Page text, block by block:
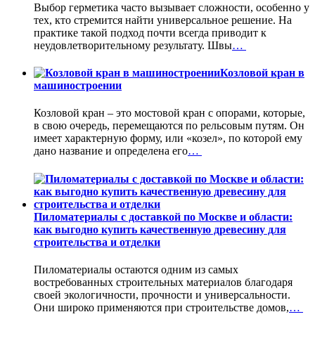
Выбор герметика часто вызывает сложности, особенно у
тех, кто стремится найти универсальное решение. На
практике такой подход почти всегда приводит к
неудовлетворительному результату. Швы…
Козловой кран в
машиностроении
Козловой кран – это мостовой кран с опорами, которые,
в свою очередь, перемещаются по рельсовым путям. Он
имеет характерную форму, или «козел», по которой ему
дано название и определена его…
Пиломатериалы с доставкой по Москве и области:
как выгодно купить качественную древесину для
строительства и отделки
Пиломатериалы остаются одним из самых
востребованных строительных материалов благодаря
своей экологичности, прочности и универсальности.
Они широко применяются при строительстве домов,…